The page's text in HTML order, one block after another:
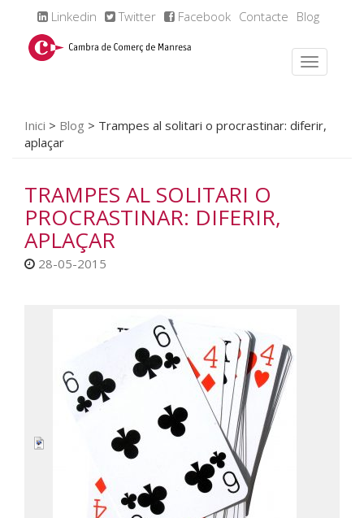
Linkedin Twitter Facebook Contacte Blog
Inici > Blog > Trampes al solitari o procrastinar: diferir,
aplaçar
TRAMPES AL SOLITARI O
PROCRASTINAR: DIFERIR,
APLAÇAR
28-05-2015